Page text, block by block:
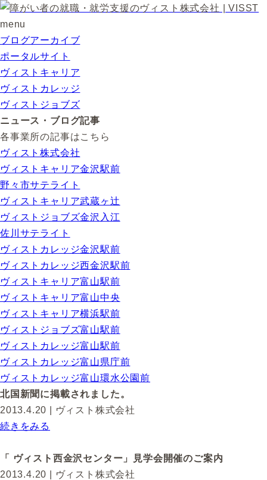
menu
ブログアーカイブ
ポータルサイト
ヴィストキャリア
ヴィストカレッジ
ヴィストジョブズ
ニュース・ブログ記事
各事業所の記事はこちら
ヴィスト株式会社
ヴィストキャリア金沢駅前
野々市サテライト
ヴィストキャリア武蔵ヶ辻
ヴィストジョブズ金沢入江
佐川サテライト
ヴィストカレッジ金沢駅前
ヴィストカレッジ西金沢駅前
ヴィストキャリア富山駅前
ヴィストキャリア富山中央
ヴィストキャリア横浜駅前
ヴィストジョブズ富山駅前
ヴィストカレッジ富山駅前
ヴィストカレッジ富山県庁前
ヴィストカレッジ富山環水公園前
北国新聞に掲載されました。
2013.4.20 | ヴィスト株式会社
続きをみる
「 ヴィスト西金沢センター」見学会開催のご案内
2013.4.20 | ヴィスト株式会社